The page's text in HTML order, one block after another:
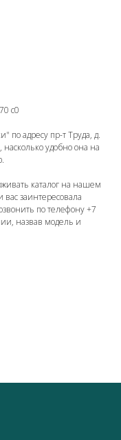
с0
по адресу пр-т Труда, д.
удобно она на
каталог на нашем
вас заинтересовала
по телефону+7
назвав модель и